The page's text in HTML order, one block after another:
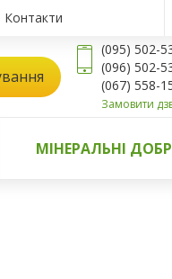
Контакти
(095) 502-
(096) 502-
(067) 558-
Замовити
МІНЕРАЛЬНІ